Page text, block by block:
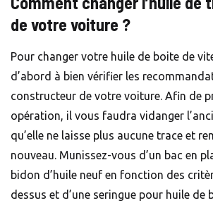
de votre voiture ?
Pour changer votre huile de boite de
d’abord à bien vérifier les
constructeur de votre voiture. Afin de
opération, il vous faudra vidanger
qu’elle ne laisse plus aucune trace et
nouveau. Munissez-vous d’un bac en
bidon d’huile neuf en fonction des
dessus et d’une seringue pour huile de